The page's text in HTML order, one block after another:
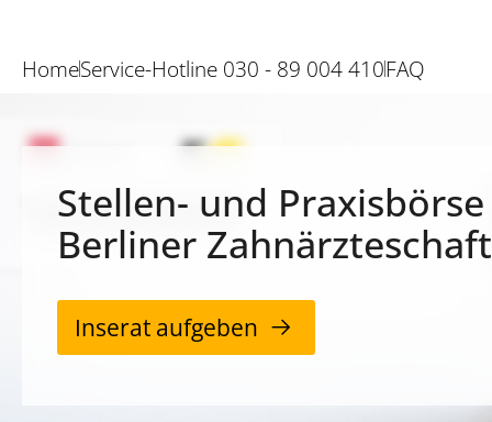
HomeService-Hotline 030 - 89 004 410FAQ
Stellen- und
Berliner Zahnärzteschaft
Inserat aufgeben